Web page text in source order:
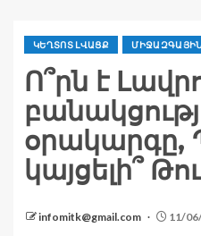
ԿԵՂՏՈՏ ԼՎԱՑՔ
Ո՞րն է
օրակարգը,
կայցելի՞
infomitk@gmail.com 11/